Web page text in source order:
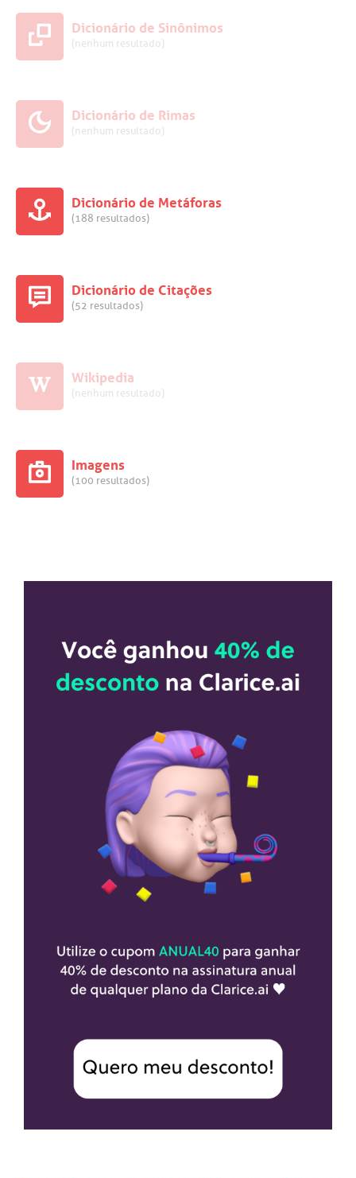
Dicionário de Sinônimos
(nenhum resultado)
Dicionário de Rimas
(nenhum resultado)
Dicionário de Metáforas
(188 resultados)
Dicionário de Citações
(52 resultados)
Wikipedia
(nenhum resultado)
Imagens
(100 resultados)